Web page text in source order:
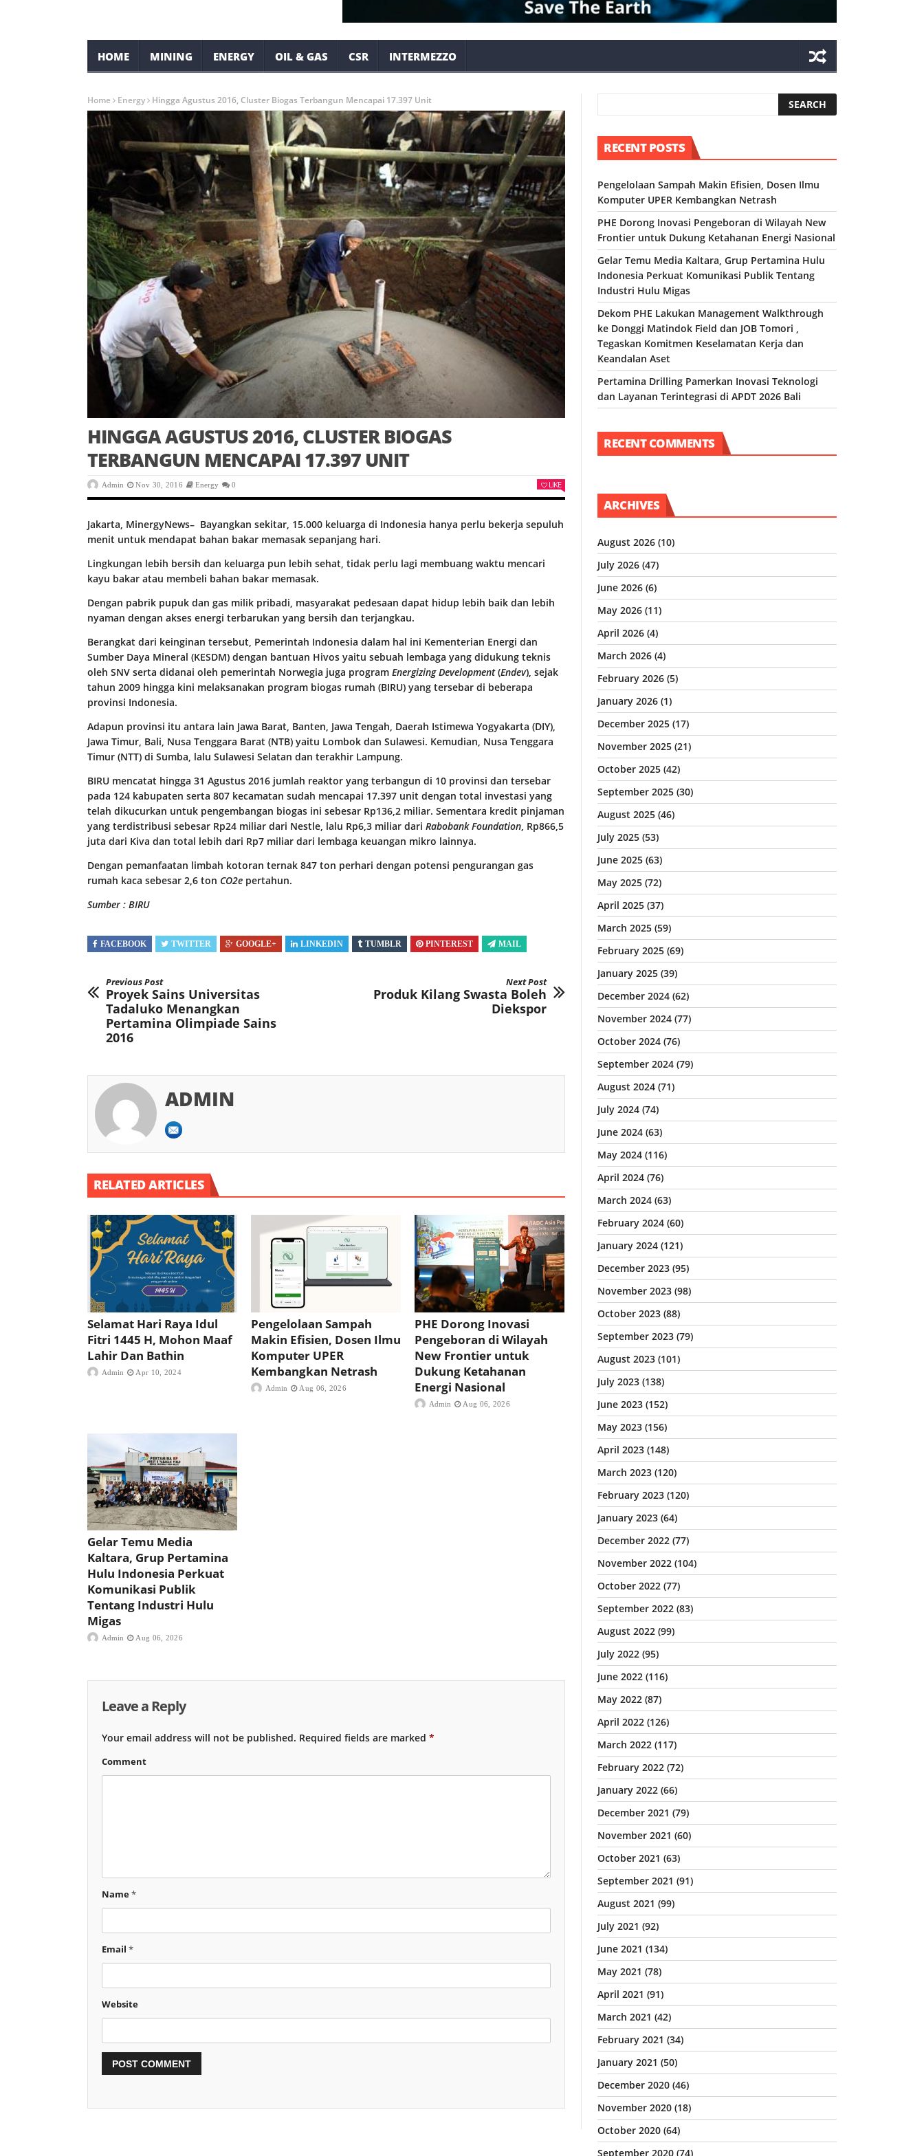
HOME MINING ENERGY OIL & GAS CSR INTERMEZZO
Home Energy Hingga Agustus 2016, Cluster Biogas Terbangun Mencapai 17.397 Unit
HINGGA AGUSTUS 2016, CLUSTER BIOGAS
TERBANGUN MENCAPAI 17.397 UNIT
Admin Nov 30, 2016 Energy 0 LIKE
Jakarta, MinergyNews– Bayangkan sekitar, 15.000 keluarga di Indonesia hanya perlu bekerja sepuluh
menit untuk mendapat bahan bakar memasak sepanjang hari.
Lingkungan lebih bersih dan keluarga pun lebih sehat, tidak perlu lagi membuang waktu mencari
kayu bakar atau membeli bahan bakar memasak.
Dengan pabrik pupuk dan gas milik pribadi, masyarakat pedesaan dapat hidup lebih baik dan lebih
nyaman dengan akses energi terbarukan yang bersih dan terjangkau.
Berangkat dari keinginan tersebut, Pemerintah Indonesia dalam hal ini Kementerian Energi dan
Sumber Daya Mineral (KESDM) dengan bantuan Hivos yaitu sebuah lembaga yang didukung teknis
oleh SNV serta didanai oleh pemerintah Norwegia juga program Energizing Development(Endev), sejak
tahun 2009 hingga kini melaksanakan program biogas rumah (BIRU) yang tersebar di beberapa
provinsi Indonesia.
Adapun provinsi itu antara lain Jawa Barat, Banten, Jawa Tengah, Daerah Istimewa Yogyakarta (DIY),
Jawa Timur, Bali, Nusa Tenggara Barat (NTB) yaitu Lombok dan Sulawesi. Kemudian, Nusa Tenggara
Timur (NTT) di Sumba, lalu Sulawesi Selatan dan terakhir Lampung.
BIRU mencatat hingga 31 Agustus 2016 jumlah reaktor yang terbangun di 10 provinsi dan tersebar
pada 124 kabupaten serta 807 kecamatan sudah mencapai 17.397 unit dengan total investasi yang
telah dikucurkan untuk pengembangan biogas ini sebesar Rp136,2 miliar. Sementara kredit pinjaman
yang terdistribusi sebesar Rp24 miliar dari Nestle, lalu Rp6,3 miliar dari Rabobank Foundation, Rp866,5
juta dari Kiva dan total lebih dari Rp7 miliar dari lembaga keuangan mikro lainnya.
Dengan pemanfaatan limbah kotoran ternak 847 ton perhari dengan potensi pengurangan gas
rumah kaca sebesar 2,6 ton CO2e pertahun.
Sumber : BIRU
FACEBOOK TWITTER GOOGLE+ LINKEDIN TUMBLR PINTEREST MAIL
Previous Post
Proyek Sains Universitas
Tadaluko Menangkan
Pertamina Olimpiade Sains
2016
Next Post
Produk Kilang Swasta Boleh
Diekspor
ADMIN
RELATED ARTICLES
Selamat Hari Raya Idul
Fitri 1445 H, Mohon Maaf
Lahir Dan Bathin
Admin Apr 10, 2024
Pengelolaan Sampah
Makin Efisien, Dosen Ilmu
Komputer UPER
Kembangkan Netrash
Admin Aug 06, 2026
PHE Dorong Inovasi
Pengeboran di Wilayah
New Frontier untuk
Dukung Ketahanan
Energi Nasional
Admin Aug 06, 2026
Gelar Temu Media
Kaltara, Grup Pertamina
Hulu Indonesia Perkuat
Komunikasi Publik
Tentang Industri Hulu
Migas
Admin Aug 06, 2026
Leave a Reply
Your email address will not be published. Required fields are marked *
Comment
Name*
Email *
Website
RECENT POSTS
Pengelolaan Sampah Makin Efisien, Dosen Ilmu
Komputer UPER Kembangkan Netrash
PHE Dorong Inovasi Pengeboran di Wilayah New
Frontier untuk Dukung Ketahanan Energi Nasional
Gelar Temu Media Kaltara, Grup Pertamina Hulu
Indonesia Perkuat Komunikasi Publik Tentang
Industri Hulu Migas
Dekom PHE Lakukan Management Walkthrough
ke Donggi Matindok Field dan JOB Tomori ,
Tegaskan Komitmen Keselamatan Kerja dan
Keandalan Aset
Pertamina Drilling Pamerkan Inovasi Teknologi
dan Layanan Terintegrasi di APDT 2026 Bali
RECENT COMMENTS
ARCHIVES
August 2026 (10)
July 2026 (47)
June 2026 (6)
May 2026 (11)
April 2026 (4)
March 2026 (4)
February 2026 (5)
January 2026 (1)
December 2025 (17)
November 2025 (21)
October 2025 (42)
September 2025 (30)
August 2025 (46)
July 2025 (53)
June 2025 (63)
May 2025 (72)
April 2025 (37)
March 2025 (59)
February 2025 (69)
January 2025 (39)
December 2024 (62)
November 2024 (77)
October 2024 (76)
September 2024 (79)
August 2024 (71)
July 2024 (74)
June 2024 (63)
May 2024 (116)
April 2024 (76)
March 2024 (63)
February 2024 (60)
January 2024 (121)
December 2023 (95)
November 2023 (98)
October 2023 (88)
September 2023 (79)
August 2023 (101)
July 2023 (138)
June 2023 (152)
May 2023 (156)
April 2023 (148)
March 2023 (120)
February 2023 (120)
January 2023 (64)
December 2022 (77)
November 2022 (104)
October 2022 (77)
September 2022 (83)
August 2022 (99)
July 2022 (95)
June 2022 (116)
May 2022 (87)
April 2022 (126)
March 2022 (117)
February 2022 (72)
January 2022 (66)
December 2021 (79)
November 2021 (60)
October 2021 (63)
September 2021 (91)
August 2021 (99)
July 2021 (92)
June 2021 (134)
May 2021 (78)
April 2021 (91)
March 2021 (42)
February 2021 (34)
January 2021 (50)
December 2020 (46)
November 2020 (18)
October 2020 (64)
September 2020 (74)